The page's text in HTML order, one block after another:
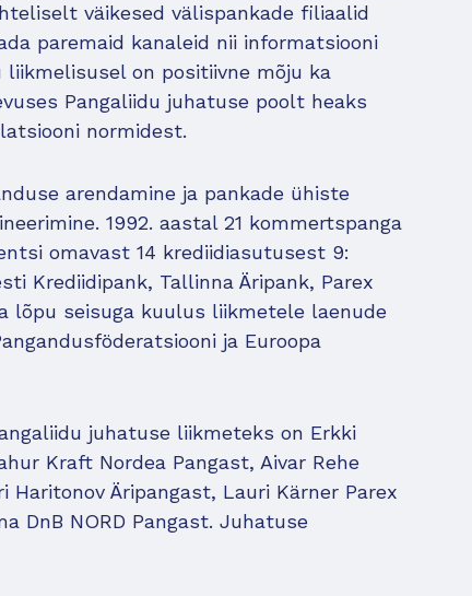
väikesed välispankade filiaalid
paremaid kanaleid nii informatsiooni
on positiivne mõju ka
Pangaliidu juhatuse poolt heaks
normidest.
arendamine ja pankade ühiste
1992. aastal 21 kommertspanga
omavast 14 krediidiasutusest 9:
Krediidipank, Tallinna Äripank, Parex
lõpu seisuga kuulus liikmetele laenude
ja Euroopa
juhatuse liikmeteks on Erkki
Kraft Nordea Pangast, Aivar Rehe
Haritonov Äripangast, Lauri Kärner Parex
DnB NORD Pangast. Juhatuse